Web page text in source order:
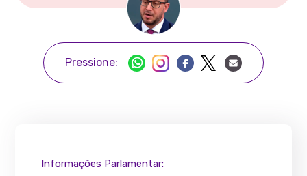
Pressione:
Informações Parlamentar: